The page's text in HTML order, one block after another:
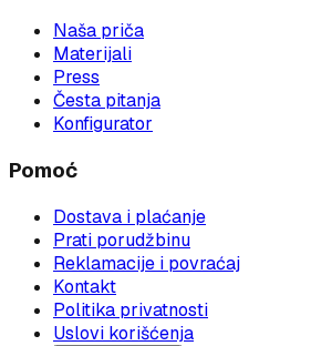
Naša priča
Materijali
Press
Česta pitanja
Konfigurator
Pomoć
Dostava i plaćanje
Prati porudžbinu
Reklamacije i povraćaj
Kontakt
Politika privatnosti
Uslovi korišćenja